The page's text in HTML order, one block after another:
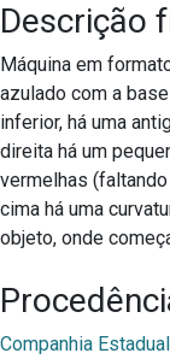
Descrição
Máquina em
azulado com a
inferior, há uma
direita há um
vermelhas
cima há uma
objeto, onde
Companhia